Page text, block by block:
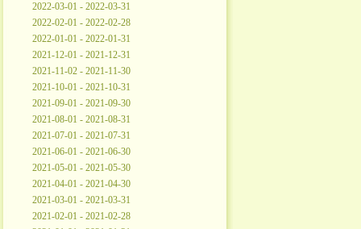
2022-03-01 - 2022-03-31
2022-02-01 - 2022-02-28
2022-01-01 - 2022-01-31
2021-12-01 - 2021-12-31
2021-11-02 - 2021-11-30
2021-10-01 - 2021-10-31
2021-09-01 - 2021-09-30
2021-08-01 - 2021-08-31
2021-07-01 - 2021-07-31
2021-06-01 - 2021-06-30
2021-05-01 - 2021-05-30
2021-04-01 - 2021-04-30
2021-03-01 - 2021-03-31
2021-02-01 - 2021-02-28